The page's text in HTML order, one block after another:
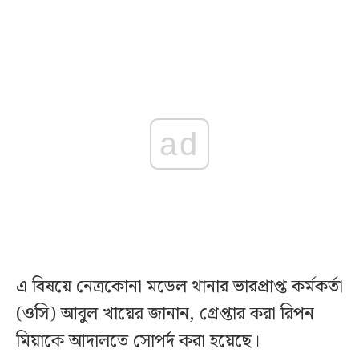
ad
এ বিষয়ে নেত্রকোনা মডেল থানার ভারপ্রাপ্ত কর্মকর্তা
(ওসি) আবুল খায়ের জানান, গ্রেপ্তার করা রিপন
মিয়াকে আদালতে সোপর্দ করা হয়েছে।